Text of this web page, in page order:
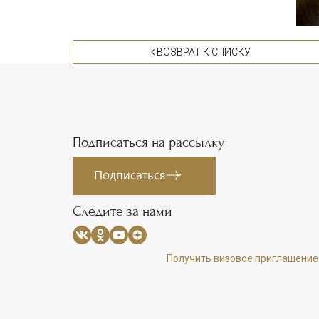
ВОЗВРАТ К СПИСКУ
Подписаться на рассылку
Подписаться
Следите за нами
Получить визовое приглашение